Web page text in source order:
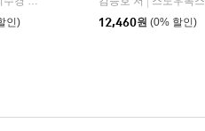
인)
12,460원 (0% 할인)